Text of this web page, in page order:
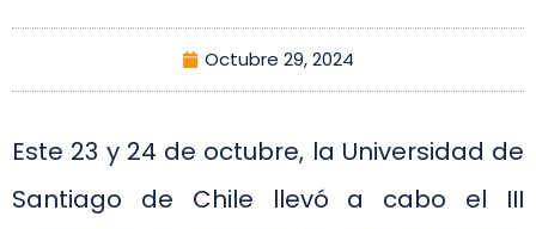
Octubre 29, 2024
Este 23 y 24 de octubre, la Universidad de
Santiago de Chile llevó a cabo el III